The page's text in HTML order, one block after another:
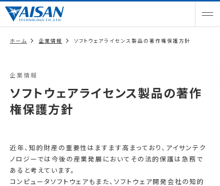
ホーム 企業情報 ソフトウェアライセンス製品の著作権保護方針
企業情報
ソフトウェアライセンス製品の著作
権保護方針
近年、知的財産の重要性はますます高まっており、アイサンテク
ノロジーでは今後の産業発展においてその法的保護は急務で
あると考えています。
コンピュータソフトウェアもまた、ソフトウェア開発会社の知的